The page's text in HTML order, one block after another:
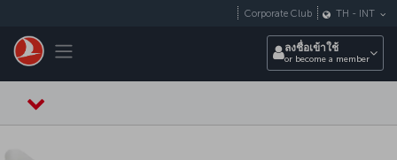
Toggle navigation
Corporate Club TH - INT
ลงชื่อเข้าใช้
or become a member